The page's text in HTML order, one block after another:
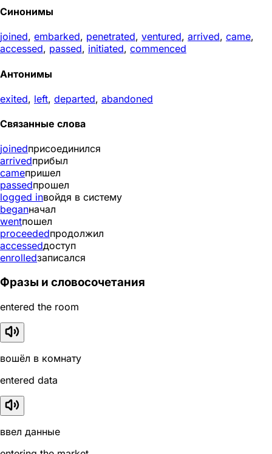
Синонимы
joined, embarked, penetrated, ventured, arrived, came,
accessed, passed, initiated, commenced
Антонимы
exited, left, departed, abandoned
Связанные слова
joinedприсоединился
arrivedприбыл
cameпришел
passedпрошел
logged inвойдя в систему
beganначал
wentпошел
proceededпродолжил
accessedдоступ
enrolledзаписался
Фразы и словосочетания
entered the room
вошёл в комнату
entered data
ввел данные